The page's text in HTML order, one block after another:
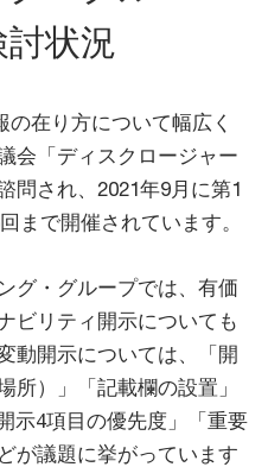
状況
の在り方について幅広く
会「ディスクロージャー
問され、2021年9月に第1
まで開催されています。
グ・グループでは、有価
ビリティ開示についても
動開示については、「開
所）」「記載欄の設置」
示4項目の優先度」「重要
が議題に挙がっています